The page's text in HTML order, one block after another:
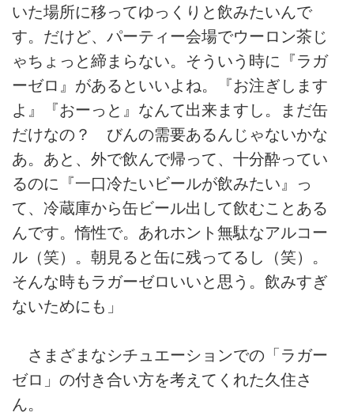
いた場所に移ってゆっくりと飲みたいんで
す。だけど、パーティー会場でウーロン茶じ
ゃちょっと締まらない。そういう時に『ラガ
ーゼロ』があるといいよね。『お注ぎします
よ』『おーっと』なんて出来ますし。まだ缶
だけなの？ びんの需要あるんじゃないかな
あ。あと、外で飲んで帰って、十分酔ってい
るのに『一口冷たいビールが飲みたい』っ
て、冷蔵庫から缶ビール出して飲むことある
んです。惰性で。あれホント無駄なアルコー
ル（笑）。朝見ると缶に残ってるし（笑）。
そんな時もラガーゼロいいと思う。飲みすぎ
ないためにも」
さまざまなシチュエーションでの「ラガー
ゼロ」の付き合い方を考えてくれた久住さ
ん。